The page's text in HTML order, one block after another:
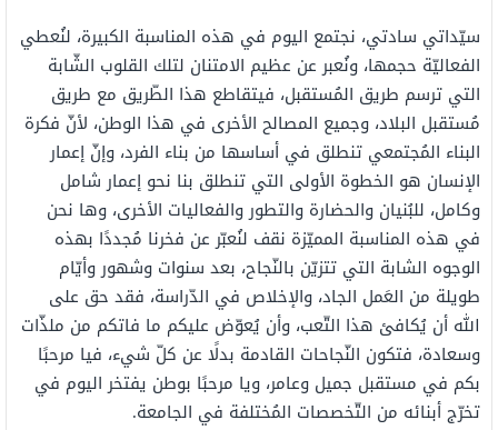
سيّداتي سادتي، نجتمع اليوم في هذه المناسبة الكبيرة، لنُعطي
الفعاليّة حجمها، ونُعبر عن عظيم الامتنان لتلك القلوب الشّابة
التي ترسم طريق المُستقبل، فيتقاطع هذا الطّريق مع طريق
مُستقبل البلاد، وجميع المصالح الأخرى في هذا الوطن، لأنّ فكرة
البناء المُجتمعي تنطلق في أساسها من بناء الفرد، وإنّ إعمار
الإنسان هو الخطوة الأولى التي تنطلق بنا نحو إعمار شامل
وكامل، للبُنيان والحضارة والتطور والفعاليات الأخرى، وها نحن
في هذه المناسبة المميّزة نقف لنُعبّر عن فخرنا مُجددًا بهذه
الوجوه الشابة التي تتزيّن بالنّجاح، بعد سنوات وشهور وأيّام
طويلة من العَمل الجاد، والإخلاص في الدّراسة، فقد حق على
الله أن يُكافئ هذا التّعب، وأن يُعوّض عليكم ما فاتكم من ملذّات
وسعادة، فتكون النّجاحات القادمة بدلًا عن كلّ شيء، فيا مرحبًا
بكم في مستقبل جميل وعامر، ويا مرحبًا بوطن يفتخر اليوم في
تخرّج أبنائه من التّخصصات المُختلفة في الجامعة.